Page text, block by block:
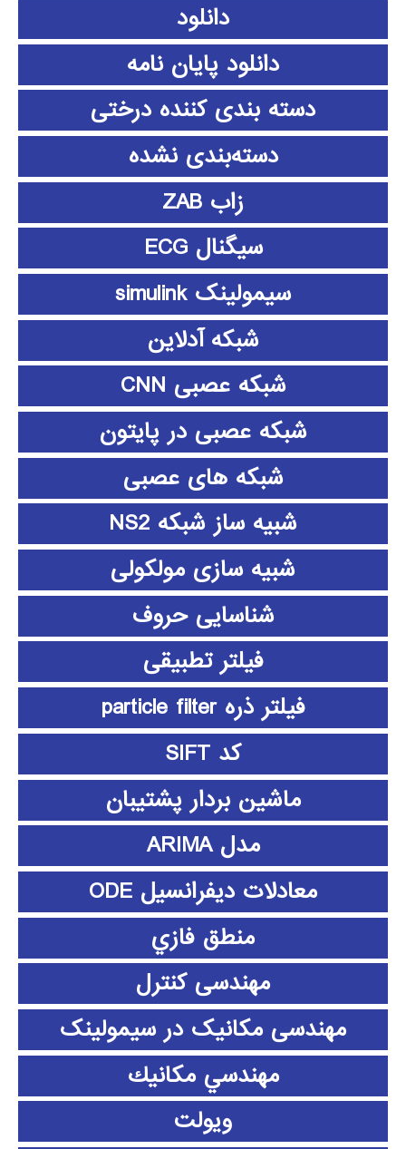
دانلود
دانلود پايان نامه
دسته بندی کننده درختی
دسته‌بندی نشده
زاب ZAB
سیگنال ECG
سیمولینک simulink
شبکه آدلاین
شبکه عصبی CNN
شبکه عصبی در پایتون
شبکه های عصبی
شبیه ساز شبکه NS2
شبیه سازی مولکولی
شناسایی حروف
فیلتر تطبیقی
فیلتر ذره particle filter
کد SIFT
ماشین بردار پشتیبان
مدل ARIMA
معادلات دیفرانسیل ODE
منطق فازي
مهندسی کنترل
مهندسی مکانیک در سیمولینک
مهندسي مكانيك
ویولت